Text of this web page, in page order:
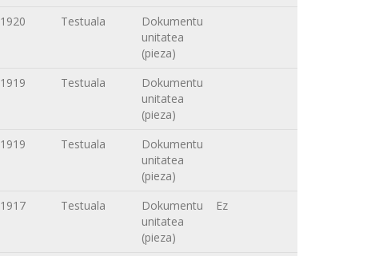
1920 Testuala
Dokumentu
unitatea
(pieza)
1919 Testuala
Dokumentu
unitatea
(pieza)
1919 Testuala
Dokumentu
unitatea
(pieza)
1917 Testuala
Dokumentu
unitatea
(pieza)
Ez